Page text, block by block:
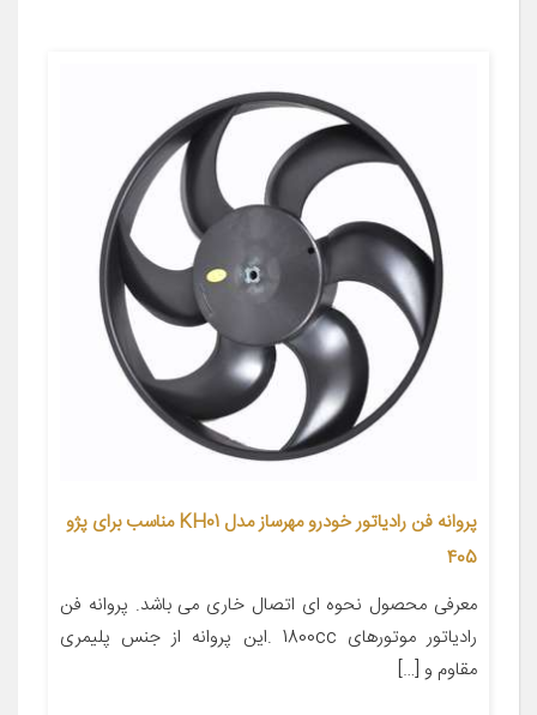
پروانه فن رادیاتور خودرو مهرساز مدل KH01 مناسب برای پژو
405
معرفی محصول نحوه ای اتصال خاری می باشد. پروانه فن
رادیاتور موتورهای 1800cc .این پروانه از جنس پلیمری
مقاوم و […]